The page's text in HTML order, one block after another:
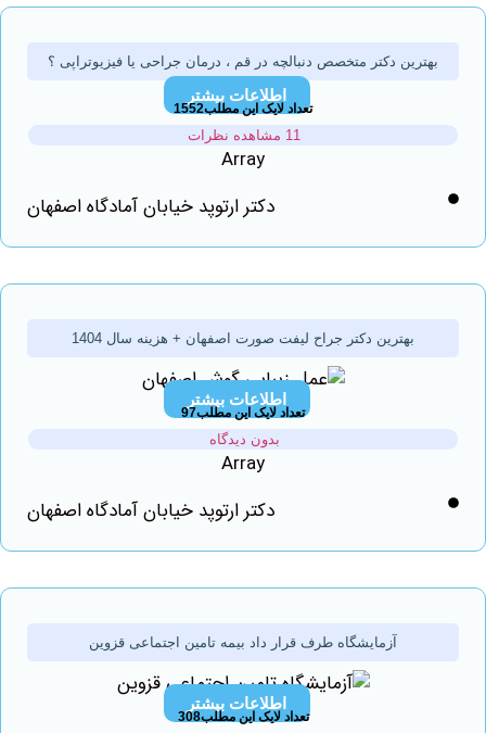
دکتر متخصص دنبالچه در قم ، درمان جراحی یا فیزیوتراپی ؟
اطلاعات بیشتر
تعداد لایک این مطلب1552
دکتر ارتوپد خیابان آمادگاه اصفهان
بهترین دکتر جراح لیفت صورت اصفهان + هزینه سال 1404
اطلاعات بیشتر
تعداد لایک این مطلب97
بدون دیدگاه
دکتر ارتوپد خیابان آمادگاه اصفهان
آزمایشگاه طرف قرار داد بیمه تامین اجتماعی قزوین
اطلاعات بیشتر
تعداد لایک این مطلب308